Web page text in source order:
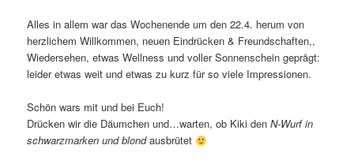
Alles in allem war das Wochenende um den 22.4. herum von
herzlichem Willkommen, neuen Eindrücken & Freundschaften,,
Wiedersehen, etwas Wellness und voller Sonnenschein geprägt:
leider etwas weit und etwas zu kurz für so viele Impressionen.
Schön wars mit und bei Euch!
Drücken wir die Däumchen und…warten, ob Kiki denN-Wurf in
schwarzmarken und blondausbrütet